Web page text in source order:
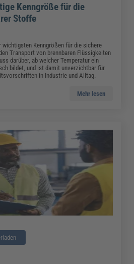
Kenngröße für die
Stoffe
wichtigsten Kenngrößen für die sichere
Transport von brennbaren Flüssigkeiten
darüber, ab welcher Temperatur ein
bildet, und ist damit unverzichtbar für
in Industrie und Alltag.
Mehr lesen